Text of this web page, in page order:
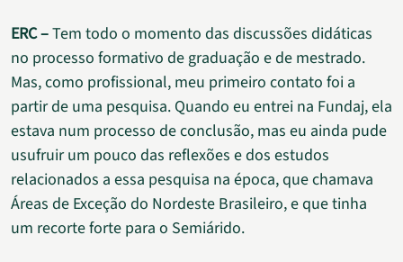
ERC –Tem todo o momento das discussões didáticas
no processo formativo de graduação e de mestrado.
Mas, como profissional, meu primeiro contato foi a
partir de uma pesquisa. Quando eu entrei na Fundaj, ela
estava num processo de conclusão, mas eu ainda pude
usufruir um pouco das reflexões e dos estudos
relacionados a essa pesquisa na época, que chamava
Áreas de Exceção do Nordeste Brasileiro, e que tinha
um recorte forte para o Semiárido.